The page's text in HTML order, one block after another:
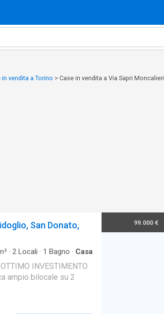
in vendita a Torino > Case in vendita a Via Sapri Moncalieri
San Donato,
· 2 Locali · 1 Bagno · Casa
INVESTIMENTO
ampio bilocale su 2
99.000 €